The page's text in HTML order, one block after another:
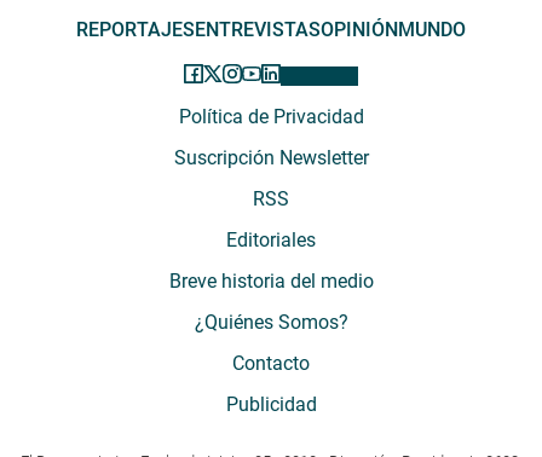
REPORTAJES ENTREVISTASOPINIÓN MUNDO
Política de Privacidad
Suscripción Newsletter
RSS
Editoriales
Breve historia del medio
¿Quiénes Somos?
Contacto
Publicidad